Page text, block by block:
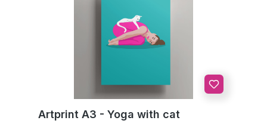
Artprint A3 - Yoga with cat